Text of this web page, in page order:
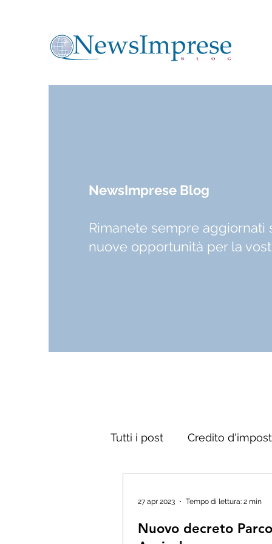
NewsImprese Blog
Rimanete sempre aggiornati
nuove opportunità per la
Tutti i post Credito
Nuovo decreto Parco
27 apr 2023 Tempo di lettura: 2 min